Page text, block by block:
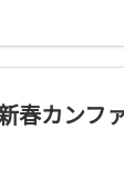
春カンフ